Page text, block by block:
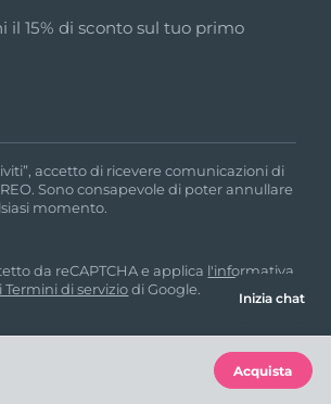
il 15% di sconto sul tuo primo
accetto di ricevere comunicazioni di
Sono consapevole di poter annullare
momento.
da reCAPTCHA e applica l'informativa
i Termini di serviziodi Google.
Inizia chat
Acquista